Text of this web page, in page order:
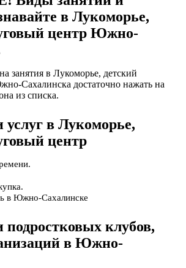
в Лукоморье,
центр Южно-
занятия в Лукоморье, детский
Сахалинска достаточно нажать на
из списка.
услуг в Лукоморье,
центр
в Южно-Сахалинске
подростковых клубов,
в Южно-